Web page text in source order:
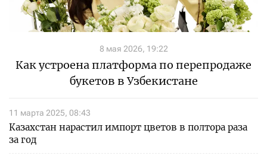
8 мая 2026, 19:22
Как устроена платформа по перепродаже
букетов в Узбекистане
11 марта 2025, 08:43
Казахстан нарастил импорт цветов в полтора раза
за год